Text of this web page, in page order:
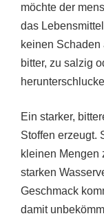
möchte der
das
keinen Schaden
bitter, zu salzig
Ein starker,
Stoffen erzeugt.
kleinen Mengen
starken
Geschmack
damit